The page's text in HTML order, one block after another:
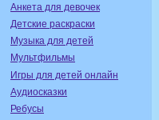
Анкета для девочек
Детские раскраски
Музыка для детей
Мультфильмы
Игры для детей онлайн
Аудиосказки
Ребусы